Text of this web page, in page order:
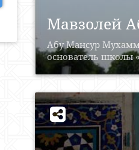
Мавзолей
Абу Мансур
основатель школы